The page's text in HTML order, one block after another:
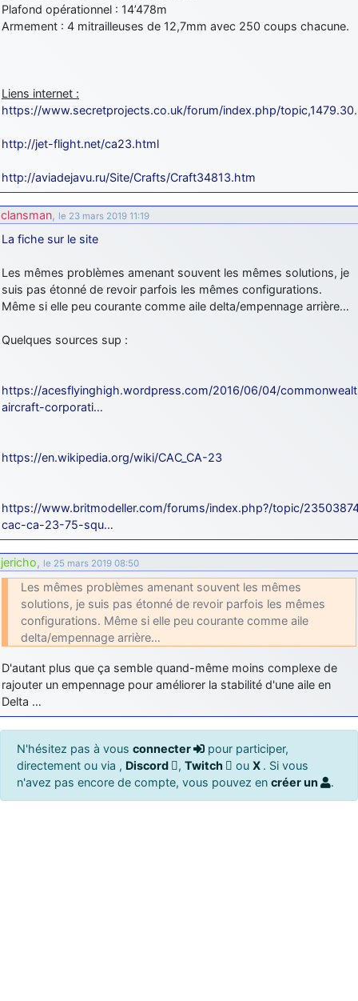
Plafond opérationnel : 14’478m
Armement : 4 mitrailleuses de 12,7mm avec 250 coups chacune.
Liens internet :
https://www.secretprojects.co.uk/forum/index.php/
http://jet-flight.net/ca23.html
http://aviadejavu.ru/Site/Crafts/Craft34813.htm
clansman, le 23 mars 2019 11:19
La fiche sur le site
Les mêmes problèmes amenant souvent les mêmes solutions, je
suis pas étonné de revoir parfois les mêmes configurations.
Même si elle peu courante comme aile delta/empennage arrière…
Quelques sources sup :
https://acesflyinghigh.wordpress.com/2016/06/04/
aircraft-corporati…
https://en.wikipedia.org/wiki/CAC_CA-23
https://www.britmodeller.com/forums/index.php?/topic/
cac-ca-23-75-squ…
jericho, le 25 mars 2019 08:50
Les mêmes problèmes amenant souvent les mêmes
solutions, je suis pas étonné de revoir parfois les mêmes
configurations. Même si elle peu courante comme aile
delta/empennage arrière…
D'autant plus que ça semble quand-même moins complexe de
rajouter un empennage pour améliorer la stabilité d'une aile en
Delta …
N'hésitez pas à vous connecter
pour participer,
directement ou via , Discord , Twitch ou X . Si vous
n'avez pas encore de compte, vous pouvez en créer un .